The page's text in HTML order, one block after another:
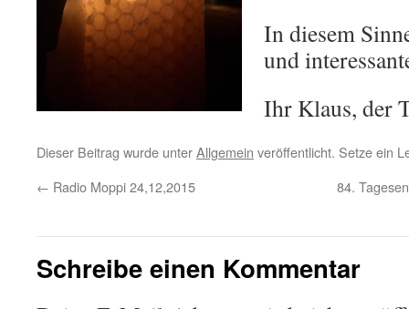
In diesem
und
Ihr Klaus, der
Dieser Beitrag wurde unterAllgemein veröffentlicht. Setze ein
← Radio Moppi 24,12,2015 84.
Schreibe einen Kommentar